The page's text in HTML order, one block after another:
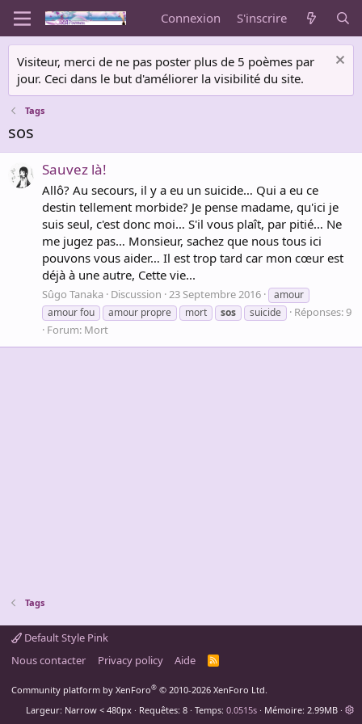
Connexion S'inscrire
Visiteur, merci de ne pas poster plus de 5 poèmes par
jour. Ceci dans le but d'améliorer la visibilité du site.
Tags
sos
Sauvez là!
Allô? Au secours, il y a eu un suicide… Qui a eu ce
destin tellement morbide? Je pense madame, qu'ici je
suis seul, c'est donc moi… S'il vous plaît, par pitié… Ne
me jugez pas… Monsieur, sachez que nous tous ici
pouvons vous aider… Il est trop tard car mon cœur est
déjà à une autre, Cette vie...
Sûgo Tanaka Discussion 23 Septembre 2016
amour
amour fou
amour propre mort sos suicide
Réponses: 9
Forum: Mort
Tags
Default Style Pink
Nous contacter
Privacy policy Aide
R
Community platform by XenForo® © 2010-2026 XenForo Ltd.
Largeur
Requêtes 8 Temps 0.0515s Mémoire 2.99MB